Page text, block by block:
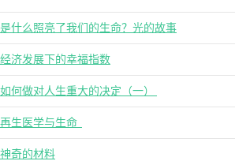
什么照亮了我们的生命？光的故事
济发展下的幸福指数
何做对人生重大的决定（一）
生医学与生命
奇的材料